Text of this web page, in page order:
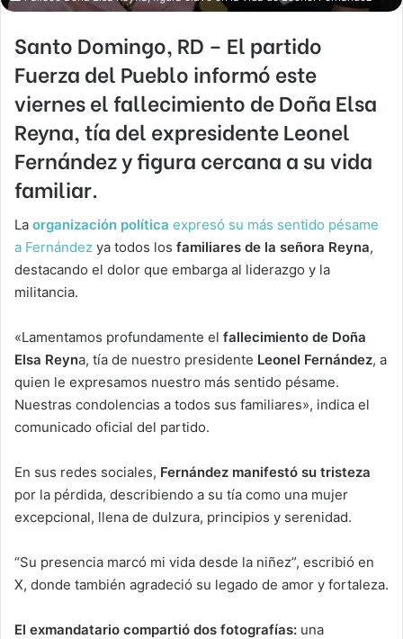
Santo Domingo, RD – El partido
Fuerza del Pueblo informó este
viernes el fallecimiento deDoña Elsa
Reyna, tía del expresidenteLeonel
Fernándezy figura cercana a su vida
familiar.
La organización política expresó su más sentido pésame
a Fernández ya todos los familiares de la señora Reyna,
destacando el dolor que embarga al liderazgo y la
militancia.
«Lamentamos profundamente el fallecimiento de Doña
Elsa Reyna, tía de nuestro presidente Leonel Fernández, a
quien le expresamos nuestro más sentido pésame.
Nuestras condolencias a todos sus familiares», indica el
comunicado oficial del partido.
En sus redes sociales, Fernández manifestó su tristeza
por la pérdida, describiendo a su tía como una mujer
excepcional, llena de dulzura, principios y serenidad.
“Su presencia marcó mi vida desde la niñez”, escribió en
X, donde también agradeció su legado de amor y fortaleza.
El exmandatario compartió dos fotografías: una